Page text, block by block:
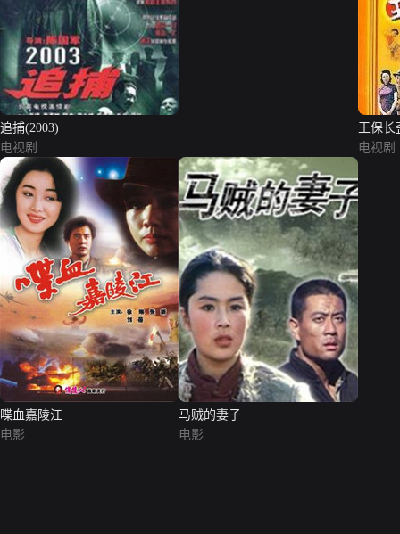
追捕(2003)
电视剧
王保长
电视剧
喋血嘉陵江
电影
马贼的妻子
电影